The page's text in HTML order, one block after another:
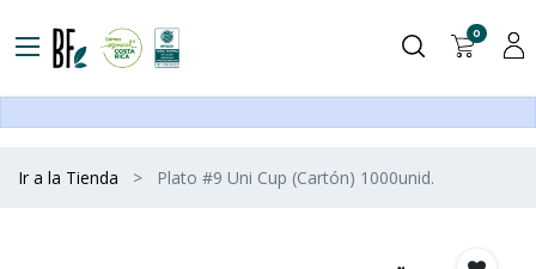
0
Ir a la Tienda Plato #9 Uni Cup (Cartón) 1000unid.